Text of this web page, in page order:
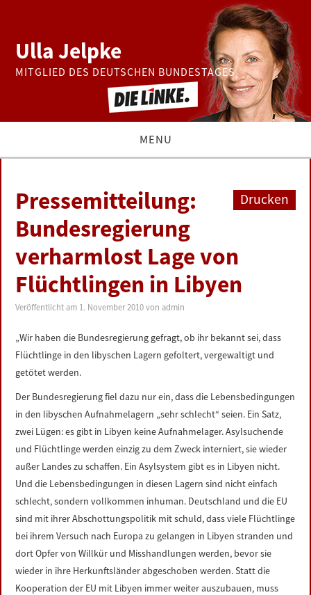
Ulla Jelpke
MITGLIED DES DEUTSCHEN BUNDESTAGES
MENU
BUNDESTAG
PRESSE
ZUR PERSON
DATENSCHUTZERKLÄRUNG
IMPRESSUM
Drucken
Pressemitteilung:
Bundesregierung
verharmlost Lage von
Flüchtlingen in Libyen
Veröffentlicht am 1. November 2010 vonadmin
„Wir haben die Bundesregierung gefragt, ob ihr bekannt sei, dass
Flüchtlinge in den libyschen Lagern gefoltert, vergewaltigt und
getötet werden.
Der Bundesregierung fiel dazu nur ein, dass die Lebensbedingungen
in den libyschen Aufnahmelagern „sehr schlecht“ seien. Ein Satz,
zwei Lügen: es gibt in Libyen keine Aufnahmelager. Asylsuchende
und Flüchtlinge werden einzig zu dem Zweck interniert, sie wieder
außer Landes zu schaffen. Ein Asylsystem gibt es in Libyen nicht.
Und die Lebensbedingungen in diesen Lagern sind nicht einfach
schlecht, sondern vollkommen inhuman. Deutschland und die EU
sind mit ihrer Abschottungspolitik mit schuld, dass viele Flüchtlinge
bei ihrem Versuch nach Europa zu gelangen in Libyen stranden und
dort Opfer von Willkür und Misshandlungen werden, bevor sie
wieder in ihre Herkunftsländer abgeschoben werden. Statt die
Kooperation der EU mit Libyen immer weiter auszubauen, muss